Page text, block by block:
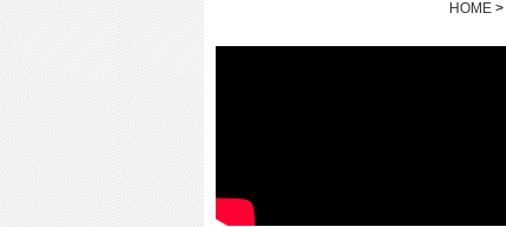
HOME >